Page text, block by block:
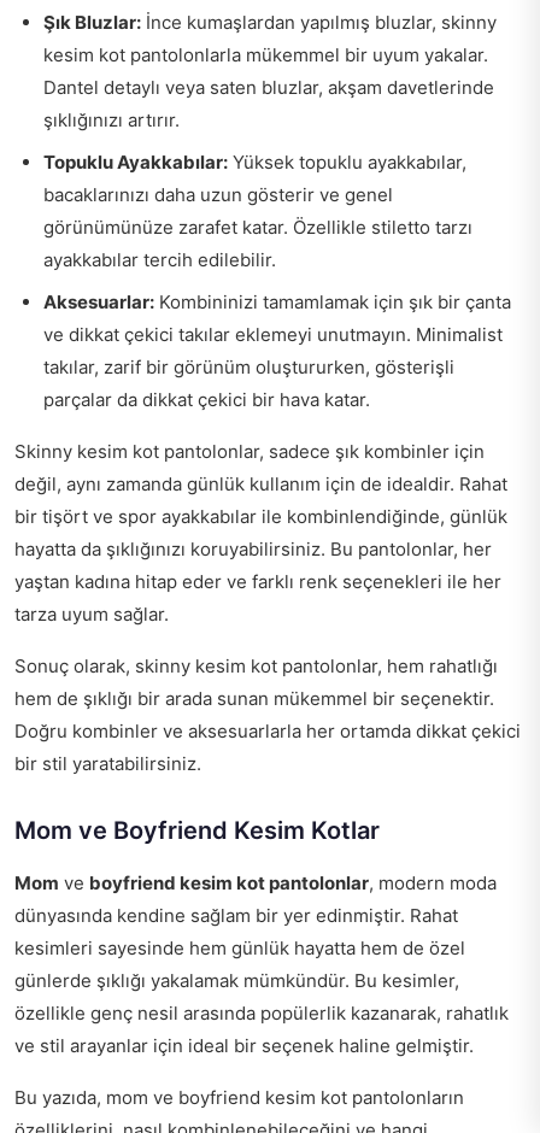
Şık Bluzlar: İnce kumaşlardan yapılmış bluzlar, skinny
kesim kot pantolonlarla mükemmel bir uyum yakalar.
Dantel detaylı veya saten bluzlar, akşam davetlerinde
şıklığınızı artırır.
Topuklu Ayakkabılar: Yüksek topuklu ayakkabılar,
bacaklarınızı daha uzun gösterir ve genel
görünümünüze zarafet katar. Özellikle stiletto tarzı
ayakkabılar tercih edilebilir.
Aksesuarlar: Kombininizi tamamlamak için şık bir çanta
ve dikkat çekici takılar eklemeyi unutmayın. Minimalist
takılar, zarif bir görünüm oluştururken, gösterişli
parçalar da dikkat çekici bir hava katar.
Skinny kesim kot pantolonlar, sadece şık kombinler için
değil, aynı zamanda günlük kullanım için de idealdir. Rahat
bir tişört ve spor ayakkabılar ile kombinlendiğinde, günlük
hayatta da şıklığınızı koruyabilirsiniz. Bu pantolonlar, her
yaştan kadına hitap eder ve farklı renk seçenekleri ile her
tarza uyum sağlar.
Sonuç olarak, skinny kesim kot pantolonlar, hem rahatlığı
hem de şıklığı bir arada sunan mükemmel bir seçenektir.
Doğru kombinler ve aksesuarlarla her ortamda dikkat çekici
bir stil yaratabilirsiniz.
Mom ve Boyfriend Kesim Kotlar
Mom ve boyfriend kesim kot pantolonlar, modern moda
dünyasında kendine sağlam bir yer edinmiştir. Rahat
kesimleri sayesinde hem günlük hayatta hem de özel
günlerde şıklığı yakalamak mümkündür. Bu kesimler,
özellikle genç nesil arasında popülerlik kazanarak, rahatlık
ve stil arayanlar için ideal bir seçenek haline gelmiştir.
Bu yazıda, mom ve boyfriend kesim kot pantolonların